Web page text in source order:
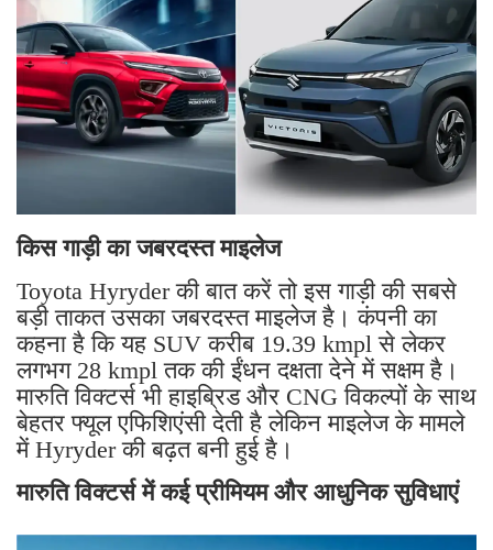
किस गाड़ी का जबरदस्त माइलेज
Toyota Hyryder की बात करें तो इस गाड़ी की सबसे
बड़ी ताकत उसका जबरदस्त माइलेज है। कंपनी का
कहना है कि यह SUV करीब 19.39 kmpl से लेकर
लगभग 28 kmpl तक की ईंधन दक्षता देने में सक्षम है।
मारुति विक्टर्स भी हाइब्रिड और CNG विकल्पों के साथ
बेहतर फ्यूल एफिशिएंसी देती है लेकिन माइलेज के मामले
में Hyryder की बढ़त बनी हुई है।
मारुति विक्टर्स में कई प्रीमियम और आधुनिक सुविधाएं